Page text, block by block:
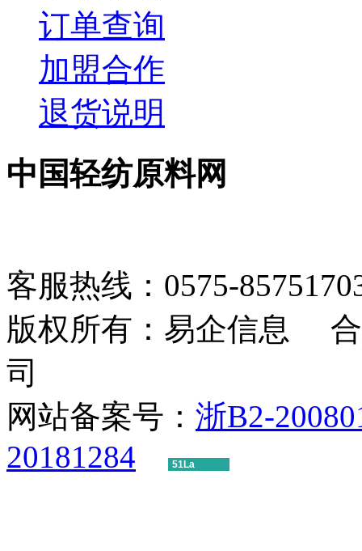
订单查询
加盟合作
退货说明
中国轻纺原料网
客服热线：0575-
版权所有：易企信息 合
司
网站备案号： 浙B2-
20181284
51La